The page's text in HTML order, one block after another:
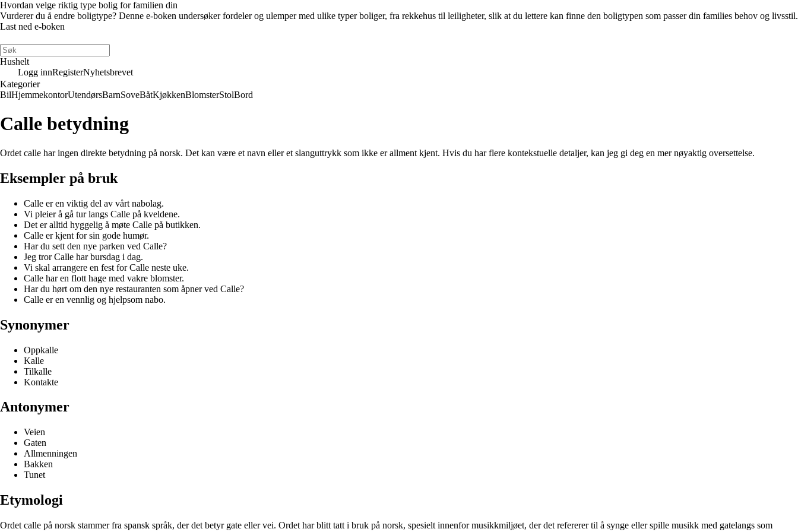
Hvordan velge riktig type bolig for familien din
Vurderer du å endre boligtype? Denne e-boken undersøker fordeler og ulemper med ulike typer boliger, fra rekkehus til leiligheter, slik at du lettere kan finne den boligtypen som passer din families behov og livsstil.
Last ned e-boken
Hushelt
Logg innRegisterNyhetsbrevet
Kategorier
BilHjemmekontorUtendørsBarnSoveBåtKjøkkenBlomsterStolBord
Calle betydning
Ordet calle har ingen direkte betydning på norsk. Det kan være et navn eller et slanguttrykk som ikke er allment kjent. Hvis du har flere kontekstuelle detaljer, kan jeg gi deg en mer nøyaktig oversettelse.
Eksempler på bruk
Calle er en viktig del av vårt nabolag.
Vi pleier å gå tur langs Calle på kveldene.
Det er alltid hyggelig å møte Calle på butikken.
Calle er kjent for sin gode humør.
Har du sett den nye parken ved Calle?
Jeg tror Calle har bursdag i dag.
Vi skal arrangere en fest for Calle neste uke.
Calle har en flott hage med vakre blomster.
Har du hørt om den nye restauranten som åpner ved Calle?
Calle er en vennlig og hjelpsom nabo.
Synonymer
Oppkalle
Kalle
Tilkalle
Kontakte
Antonymer
Veien
Gaten
Allmenningen
Bakken
Tunet
Etymologi
Ordet calle på norsk stammer fra spansk språk, der det betyr gate eller vei. Ordet har blitt tatt i bruk på norsk, spesielt innenfor musikkmiljøet, der det refererer til å synge eller spille musikk med gatelangs som